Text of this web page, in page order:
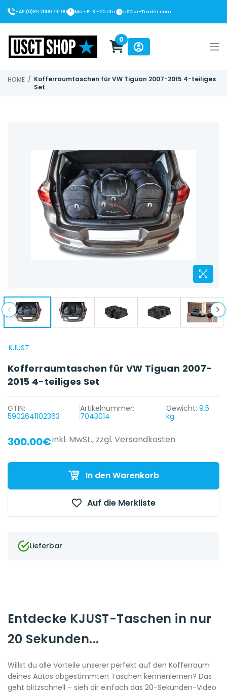
+49 (0)89 2000 791 00 Mo - Fr 8 - 20 Uhr USCar-Trader.com
0
HOME / Kofferraumtaschen für VW Tiguan 2007-2015 4-teiliges
Set
KJUST
Kofferraumtaschen für VW Tiguan 2007-
2015 4-teiliges Set
GTIN:
5902641102363
Artikelnummer:
7043014
Gewicht:9.5
kg
{{ name }} auf {{ platform }}
300.00€inkl. MwSt., zzgl. Versandkosten
In den Warenkorb
Auf die Merkliste
Lieferbar
Entdecke KJUST-Taschen in nur
20 Sekunden...
Willst du alle Vorteile unserer perfekt auf den Kofferraum
deines Autos abgestimmten Taschen kennenlernen? Das
geht blitzschnell – sieh dir einfach das 20-Sekunden-Video